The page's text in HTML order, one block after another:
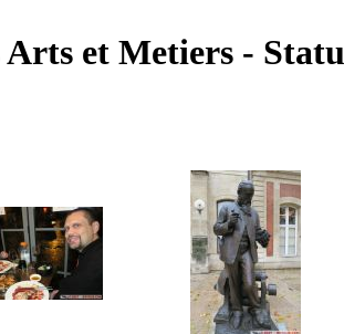
Arts et Metiers -